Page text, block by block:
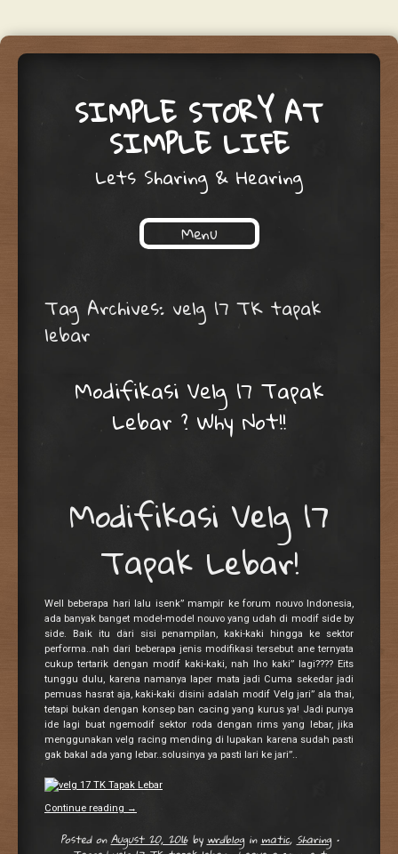
SIMPLE STORY AT
SIMPLE LIFE
Lets Sharing & Hearing
Menu
Tag Archives: velg 17 TK tapak
lebar
Modifikasi Velg 17 Tapak
Lebar ? Why Not!!
Modifikasi Velg 17
Tapak Lebar!
Well beberapa hari lalu isenk” mampir ke forum nouvo Indonesia,
ada banyak banget model-model nouvo yang udah di modif side by
side. Baik itu dari sisi penampilan, kaki-kaki hingga ke sektor
performa..nah dari beberapa jenis modifikasi tersebut ane ternyata
cukup tertarik dengan modif kaki-kaki, nah lho kaki” lagi???? Eits
tunggu dulu, karena namanya laper mata jadi Cuma sekedar jadi
pemuas hasrat aja, kaki-kaki disini adalah modif Velg jari” ala thai,
tetapi bukan dengan konsep ban cacing yang kurus ya! Jadi punya
ide lagi buat ngemodif sektor roda dengan rims yang lebar, jika
menggunakan velg racing mending di lupakan karena sudah pasti
gak bakal ada yang lebar..solusinya ya pasti lari ke jari”..
Continue reading →
Posted onAugust 20, 2016by wrdblog in matic, Sharing •